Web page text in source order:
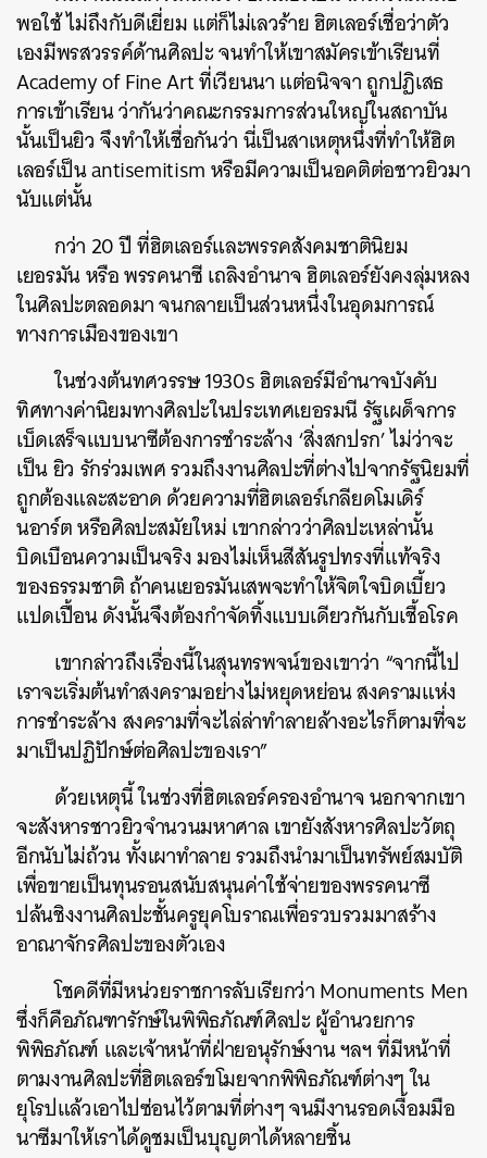
พอใช้ ไม่ถึงกับดีเยี่ยม แต่ก็ไม่เลวร้าย ฮิตเลอร์เชื่อว่าตัว
เองมีพรสวรรค์ด้านศิลปะ จนทำให้เขาสมัครเข้าเรียนที่
Academy of Fine Art ที่เวียนนา แต่อนิจจา ถูกปฏิเสธ
การเข้าเรียน ว่ากันว่าคณะกรรมการส่วนใหญ่ในสถาบัน
นั้นเป็นยิว จึงทำให้เชื่อกันว่า นี่เป็นสาเหตุหนึ่งที่ทำให้ฮิต
เลอร์เป็น antisemitism หรือมีความเป็นอคติต่อชาวยิวมา
นับแต่นั้น
กว่า 20 ปี ที่ฮิตเลอร์และพรรคสังคมชาตินิยม
เยอรมัน หรือ พรรคนาซี เถลิงอำนาจ ฮิตเลอร์ยังคงลุ่มหลง
ในศิลปะตลอดมา จนกลายเป็นส่วนหนึ่งในอุดมการณ์
ทางการเมืองของเขา
ในช่วงต้นทศวรรษ 1930s ฮิตเลอร์มีอำนาจบังคับ
ทิศทางค่านิยมทางศิลปะในประเทศเยอรมนี รัฐเผด็จการ
เบ็ดเสร็จแบบนาซีต้องการชำระล้าง ‘สิ่งสกปรก’ ไม่ว่าจะ
เป็น ยิว รักร่วมเพศ รวมถึงงานศิลปะที่ต่างไปจากรัฐนิยมที่
ถูกต้องและสะอาด ด้วยความที่ฮิตเลอร์เกลียดโมเดิร์
นอาร์ต หรือศิลปะสมัยใหม่ เขากล่าวว่าศิลปะเหล่านั้น
บิดเบือนความเป็นจริง มองไม่เห็นสีสันรูปทรงที่แท้จริง
ของธรรมชาติ ถ้าคนเยอรมันเสพจะทำให้จิตใจบิดเบี้ยว
แปดเปื้อน ดังนั้นจึงต้องกำจัดทิ้งแบบเดียวกันกับเชื้อโรค
เขากล่าวถึงเรื่องนี้ในสุนทรพจน์ของเขาว่า “จากนี้ไป
เราจะเริ่มต้นทำสงครามอย่างไม่หยุดหย่อน สงครามแห่ง
การชำระล้าง สงครามที่จะไล่ล่าทำลายล้างอะไรก็ตามที่จะ
มาเป็นปฏิปักษ์ต่อศิลปะของเรา”
ด้วยเหตุนี้ ในช่วงที่ฮิตเลอร์ครองอำนาจ นอกจากเขา
จะสังหารชาวยิวจำนวนมหาศาล เขายังสังหารศิลปะวัตถุ
อีกนับไม่ถ้วน ทั้งเผาทำลาย รวมถึงนำมาเป็นทรัพย์สมบัติ
เพื่อขายเป็นทุนรอนสนับสนุนค่าใช้จ่ายของพรรคนาซี
ปล้นชิงงานศิลปะชั้นครูยุคโบราณเพื่อรวบรวมมาสร้าง
อาณาจักรศิลปะของตัวเอง
โชคดีที่มีหน่วยราชการลับเรียกว่า Monuments Men
ซึ่งก็คือภัณฑารักษ์ในพิพิธภัณฑ์ศิลปะ ผู้อำนวยการ
พิพิธภัณฑ์ และเจ้าหน้าที่ฝ่ายอนุรักษ์งาน ฯลฯ ที่มีหน้าที่
ตามงานศิลปะที่ฮิตเลอร์ขโมยจากพิพิธภัณฑ์ต่างๆ ใน
ยุโรปแล้วเอาไปซ่อนไว้ตามที่ต่างๆ จนมีงานรอดเงื้อมมือ
นาซีมาให้เราได้ดูชมเป็นบุญตาได้หลายชิ้น